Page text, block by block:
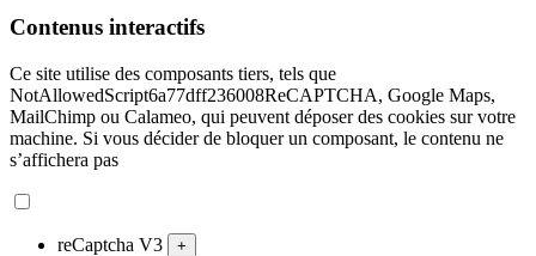
Contenus interactifs
Ce site utilise des composants tiers, tels que
NotAllowedScript6a77dff236008ReCAPTCHA, Google Maps,
MailChimp ou Calameo, qui peuvent déposer des cookies sur votre
machine. Si vous décider de bloquer un composant, le contenu ne
s’affichera pas
reCaptcha V3 +